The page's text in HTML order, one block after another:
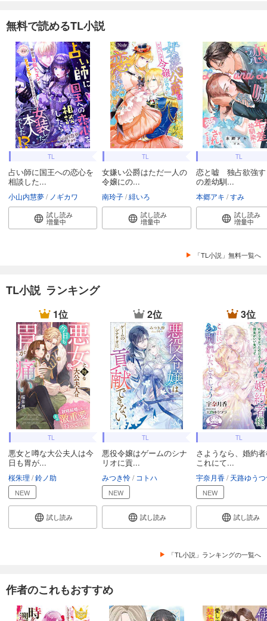
無料で読めるTL小説
TL
占い師に国王への恋心を
相談した...
小山内慧夢 ノギカワ
試し読み
増量中
TL
女嫌い公爵はただ一人の
令嬢にの...
南玲子 緋いろ
試し読み
増量中
TL
恋と嘘 独占欲強す
の差幼馴...
本郷アキ すみ
試し読み
増量中
「TL小説」無料一覧へ
TL小説 ランキング
1位
TL
悪女と噂な大公夫人は今
日も胃が...
桜朱理 鈴ノ助
NEW
試し読み
2位
TL
悪役令嬢はゲームのシナ
リオに貢...
みつき怜 コトハ
NEW
試し読み
3位
TL
さようなら、婚約
これにて...
宇奈月香 天路ゆう
NEW
試し読み
「TL小説」ランキングの一覧へ
作者のこれもおすすめ